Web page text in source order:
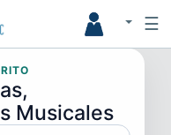
☰
Musicales